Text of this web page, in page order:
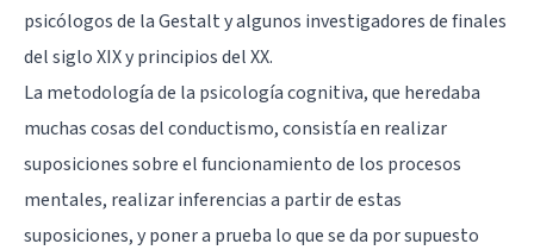
psicólogos de la Gestalt y algunos investigadores de finales
del siglo XIX y principios del XX.
La metodología de la psicología cognitiva, que heredaba
muchas cosas del conductismo, consistía en realizar
suposiciones sobre el funcionamiento de los procesos
mentales, realizar inferencias a partir de estas
suposiciones, y poner a prueba lo que se da por supuesto